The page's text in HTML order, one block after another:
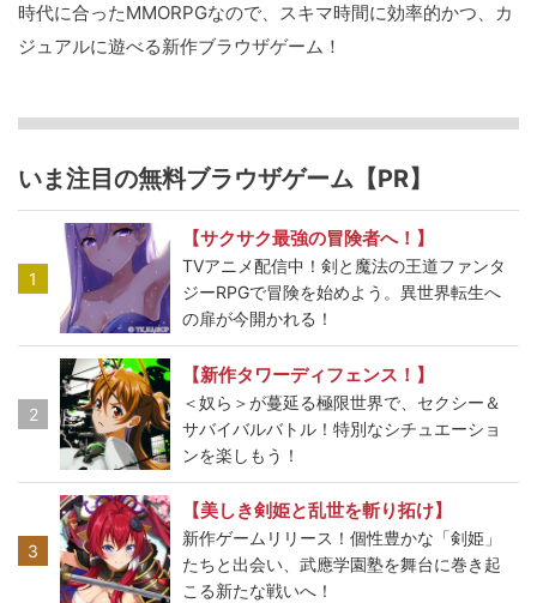
時代に合ったMMORPGなので、スキマ時間に効率的かつ、カ
ジュアルに遊べる新作ブラウザゲーム！
いま注目の無料ブラウザゲーム【PR】
1
【サクサク最強の冒険者へ！】
TVアニメ配信中！剣と魔法の王道ファンタ
ジーRPGで冒険を始めよう。異世界転生へ
の扉が今開かれる！
2
【新作タワーディフェンス！】
＜奴ら＞が蔓延る極限世界で、セクシー＆
サバイバルバトル！特別なシチュエーショ
ンを楽しもう！
3
【美しき剣姫と乱世を斬り拓け】
新作ゲームリリース！個性豊かな「剣姫」
たちと出会い、武應学園塾を舞台に巻き起
こる新たな戦いへ！